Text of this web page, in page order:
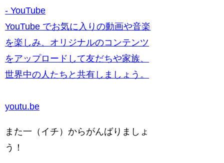
- YouTube
YouTube でお気に入りの動画や音楽
を楽しみ、オリジナルのコンテンツ
をアップロードして友だちや家族、
世界中の人たちと共有しましょう。
youtu.be
また一（イチ）からがんばりましょ
う！